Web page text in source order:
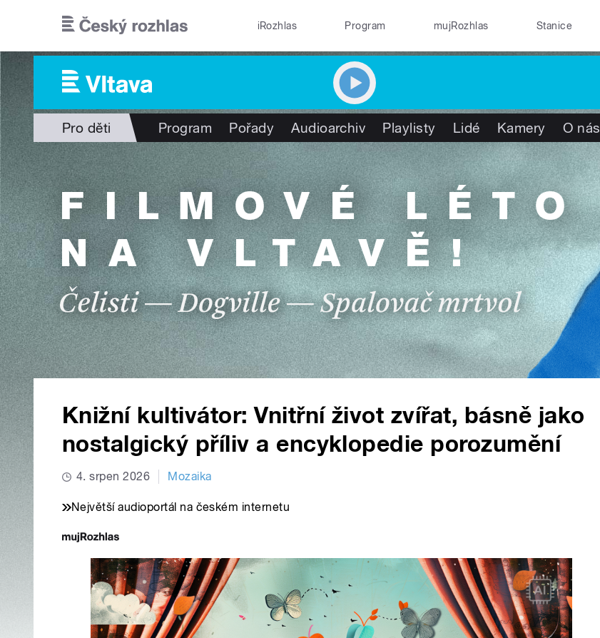
iRozhlas Program mujRozhlas Stanice
Pro děti Program Pořady Audioarchiv Playlisty Lidé Kamery O nás
Knižní kultivátor: Vnitřní život zvířat, básně jako
nostalgický příliv a encyklopedie porozumění
4. srpen 2026 Mozaika
Největší audioportál na českém internetu